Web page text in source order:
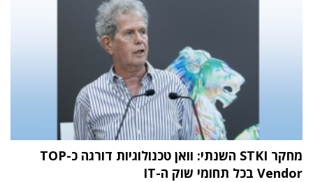
מחקר STKI השנתי: וואן טכנולוגיות דורגה כ-TOP
Vendor בכל תחומי שוק ה-IT